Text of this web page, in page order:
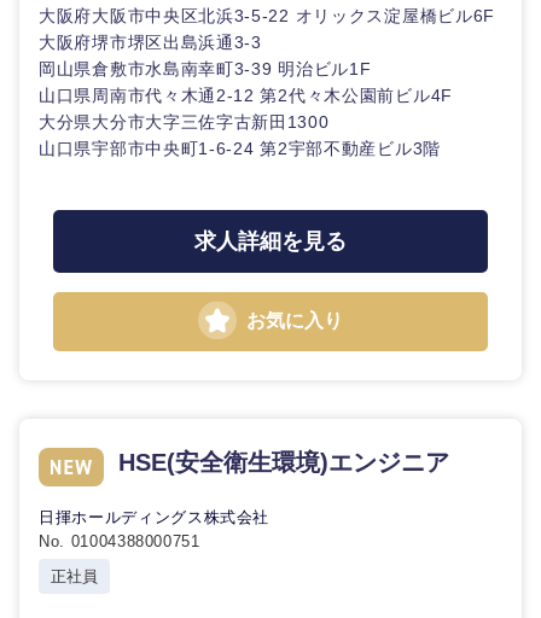
マーケテ
ィング
営業
ティブ
技術職
Webサー
ビス・制
作、ゲー
ム
経営企画
政策渉外
営業
サービス
クリエイティブ
専門職
技術職（IT）、Webサービス・制作、ゲーム
金融専門職
メディカル
不動産専門職
食品・化粧品・アパレル・消費財
メディカル・ヘルスケア・ライフサイエンス
建設・不動産
倉庫・運輸・物流
IT・通信
WEBサービス
こだわり条件を入力ください
急募 第二新卒
海外勤務あり
大阪府大阪市中央区北浜3-5-22 オリックス淀屋橋ビル6F
大阪府堺市堺区出島浜通3-3
岡山県倉敷市水島南幸町3-39 明治ビル1F
山口県周南市代々木通2-12 第2代々木公園前ビル4F
大分県大分市大字三佐字古新田1300
山口県宇部市中央町1-6-24 第2宇部不動産ビル3階
求人詳細を見る
お気に入り
HSE(安全衛生環境)エンジニア
日揮ホールディングス株式会社
No. 01004388000751
正社員